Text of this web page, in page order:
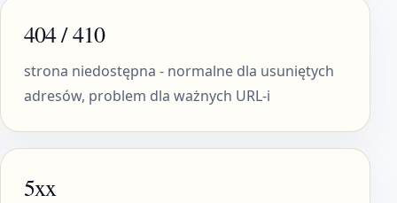
404 / 410
strona niedostępna - normalne dla usuniętych
adresów, problem dla ważnych URL-i
5xx